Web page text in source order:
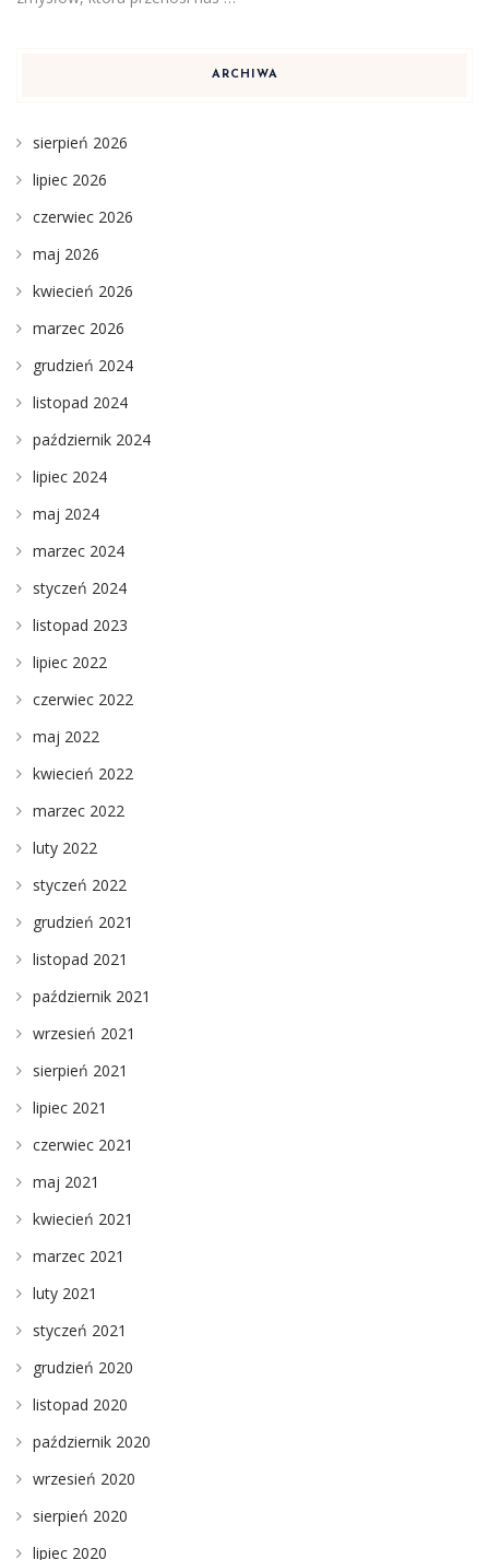
ARCHIWA
sierpień 2026
lipiec 2026
czerwiec 2026
maj 2026
kwiecień 2026
marzec 2026
grudzień 2024
listopad 2024
październik 2024
lipiec 2024
maj 2024
marzec 2024
styczeń 2024
listopad 2023
lipiec 2022
czerwiec 2022
maj 2022
kwiecień 2022
marzec 2022
luty 2022
styczeń 2022
grudzień 2021
listopad 2021
październik 2021
wrzesień 2021
sierpień 2021
lipiec 2021
czerwiec 2021
maj 2021
kwiecień 2021
marzec 2021
luty 2021
styczeń 2021
grudzień 2020
listopad 2020
październik 2020
wrzesień 2020
sierpień 2020
lipiec 2020